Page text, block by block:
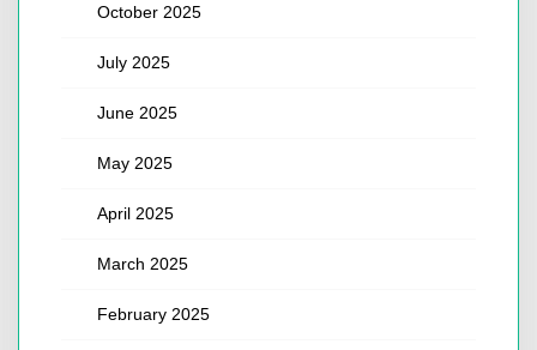
October 2025
July 2025
June 2025
May 2025
April 2025
March 2025
February 2025